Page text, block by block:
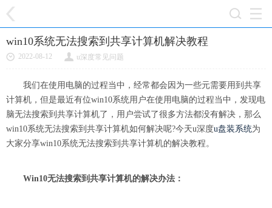
win10系统无法搜索到共享计算机解决教程
2022-08-12 u深度常见问题
我们在使用电脑的过程当中，经常都会因为一些元需要用到共享
计算机，但是最近有位win10系统用户在使用电脑的过程当中，发现电
脑无法搜索到共享计算机了，用户尝试了很多方法都没有解决，那么
win10系统无法搜索到共享计算机如何解决呢?今天u深度u盘装系统为
大家分享win10系统无法搜索到共享计算机的解决教程。
Win10无法搜索到共享计算机的解决办法：